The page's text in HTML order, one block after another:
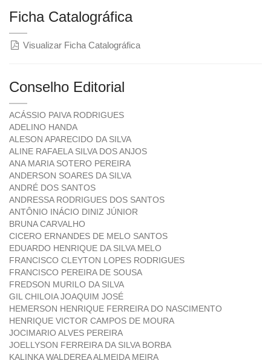
Ficha Catalográfica
Visualizar Ficha Catalográfica
Conselho Editorial
ACÁSSIO PAIVA RODRIGUES
ADELINO HANDA
ALESON APARECIDO DA SILVA
ALINE RAFAELA SILVA DOS ANJOS
ANA MARIA SOTERO PEREIRA
ANDERSON SOARES DA SILVA
ANDRÉ DOS SANTOS
ANDRESSA RODRIGUES DOS SANTOS
ANTÔNIO INÁCIO DINIZ JÚNIOR
BRUNA CARVALHO
CICERO ERNANDES DE MELO SANTOS
EDUARDO HENRIQUE DA SILVA MELO
FRANCISCO CLEYTON LOPES RODRIGUES
FRANCISCO PEREIRA DE SOUSA
FREDSON MURILO DA SILVA
GIL CHILOIA JOAQUIM JOSÉ
HEMERSON HENRIQUE FERREIRA DO NASCIMENTO
HENRIQUE VICTOR CAMPOS DE MOURA
JOCIMARIO ALVES PEREIRA
JOELLYSON FERREIRA DA SILVA BORBA
KALINKA WALDEREA ALMEIDA MEIRA